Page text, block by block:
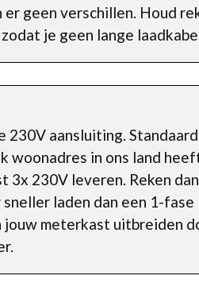
er geen verschillen. Houd
je geen lange
aansluiting.
woonadres in ons land
230V leveren. Reken
laden dan een 1-
meterkast uitbreiden